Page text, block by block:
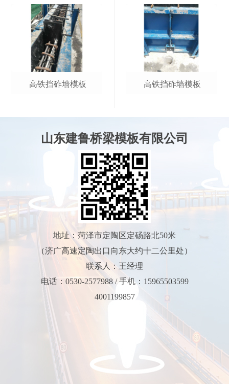
高铁挡砟墙模板 高铁挡砟墙模板
山东建鲁桥梁模板有限公司
地址：菏泽市定陶区定砀路北50米
（济广高速定陶出口向东大约十二公里处）
联系人：王经理
电话：0530-2577988 / 手机：15965503599
4001199857